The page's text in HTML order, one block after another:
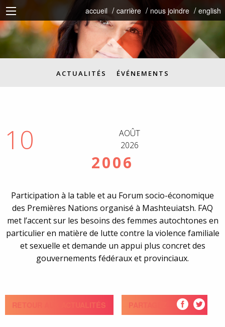
accueil carrière nous joindre english
ACTUALITÉS ÉVÉNEMENTS
10
AOÛT
2026
2006
Participation à la table et au Forum socio-économique
des Premières Nations organisé à Mashteuiatsh. FAQ
met l’accent sur les besoins des femmes autochtones en
particulier en matière de lutte contre la violence familiale
et sexuelle et demande un appui plus concret des
gouvernements fédéraux et provinciaux.
RETOUR AUX ACTUALITÉS PARTAGEZ